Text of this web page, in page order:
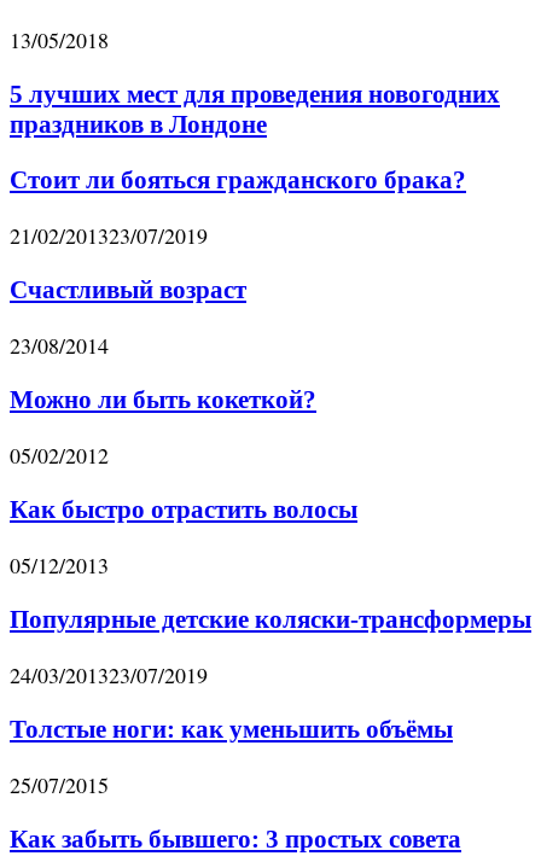
13/05/2018
5 лучших мест для проведения новогодних
праздников в Лондоне
Стоит ли бояться гражданского брака?
21/02/201323/07/2019
Счастливый возраст
23/08/2014
Можно ли быть кокеткой?
05/02/2012
Как быстро отрастить волосы
05/12/2013
Популярные детские коляски-трансформеры
24/03/201323/07/2019
Толстые ноги: как уменьшить объёмы
25/07/2015
Как забыть бывшего: 3 простых совета